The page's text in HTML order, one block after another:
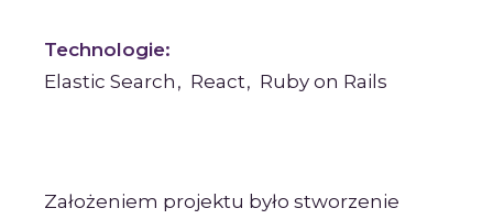
Technologie:
Elastic Search React Ruby on Rails
Założeniem projektu było stworzenie